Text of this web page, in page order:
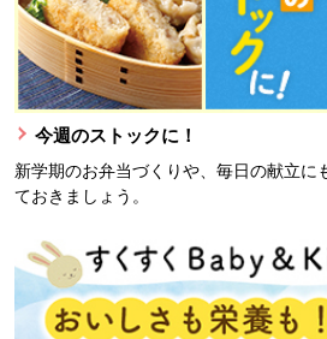
今週のストックに！
新学期のお弁当づくりや、毎日の献立に
ておきましょう。